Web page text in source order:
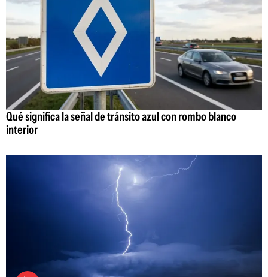
Qué significa la señal de tránsito azul con rombo blanco
interior